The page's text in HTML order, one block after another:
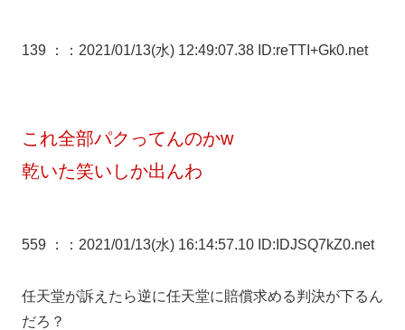
139 ： ：2021/01/13(水) 12:49:07.38 ID:reTTI+Gk0.net
これ全部パクってんのかw
乾いた笑いしか出んわ
559 ： ：2021/01/13(水) 16:14:57.10 ID:IDJSQ7kZ0.net
任天堂が訴えたら逆に任天堂に賠償求める判決が下るん
だろ？